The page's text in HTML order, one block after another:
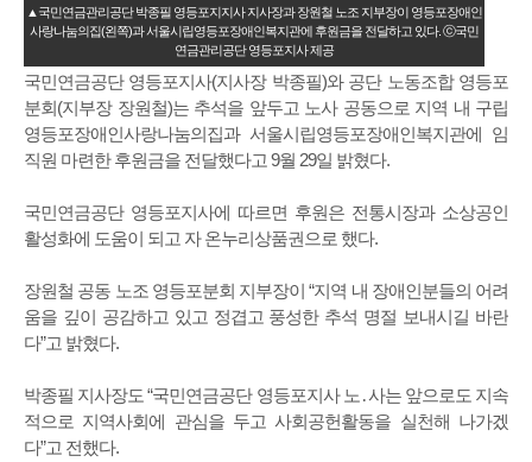
▲국민연금관리공단 박종필 영등포지지사 지사장과 장원철 노조 지부장이 영등포장애인
사랑나눔의집(왼쪽)과 서울시립영등포장애인복지관에 후원금을 전달하고 있다. ⓒ국민
연금관리공단 영등포지사 제공
국민연금공단 영등포지사(지사장 박종필)와 공단 노동조합 영등포
분회(지부장 장원철)는 추석을 앞두고 노사 공동으로 지역 내 구립
영등포장애인사랑나눔의집과 서울시립영등포장애인복지관에 임
직원 마련한 후원금을 전달했다고 9월 29일 밝혔다.
국민연금공단 영등포지사에 따르면 후원은 전통시장과 소상공인
활성화에 도움이 되고 자 온누리상품권으로 했다.
장원철 공동 노조 영등포분회 지부장이 “지역 내 장애인분들의 어려
움을 깊이 공감하고 있고 정겹고 풍성한 추석 명절 보내시길 바란
다”고 밝혔다.
박종필 지사장도 “국민연금공단 영등포지사 노․사는 앞으로도 지속
적으로 지역사회에 관심을 두고 사회공헌활동을 실천해 나가겠
다”고 전했다.